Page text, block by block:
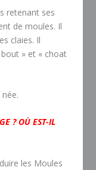
retenant ses
de moules. Il
claies. Il
» et « choat
? OÙ EST-IL
les Moules